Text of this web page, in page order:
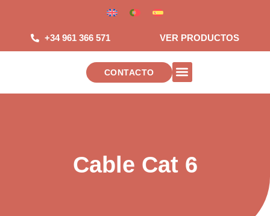
contenido
+34 961 366 571 VER PRODUCTOS
CONTACTO
Cable Cat 6